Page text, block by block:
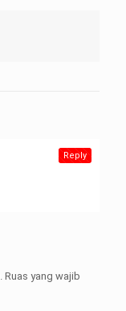
Reply
Ruas yang wajib